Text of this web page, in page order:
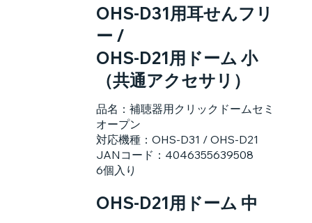
品名：補聴器用クリックドームセミ
オープン
対応機種：OHS-D31 / OHS-D21
JANコード：4046355639508
6個入り
OHS-D31用耳せんフリ
ー /
OHS-D21用ドーム 小
（共通アクセサリ）
OHS-D21用ドーム 中